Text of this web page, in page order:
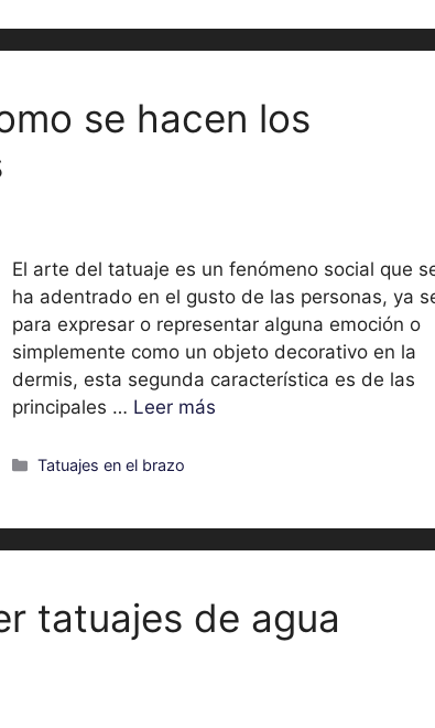
se hacen los
El arte del tatuaje es un fenómeno social que
ha adentrado en el gusto de las personas, ya
para expresar o representar alguna emoción o
simplemente como un objeto decorativo en la
dermis, esta segunda característica es de las
principales … Leer más
Categorías
Tatuajes en el brazo
tatuajes de agua